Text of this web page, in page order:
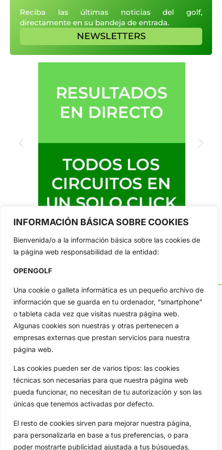
INFORMACIÓN BÁSICA SOBRE COOKIES
Bienvenida/o a la información básica sobre las cookies de
la página web responsabilidad de la entidad:
OPENGOLF
Una cookie o galleta informática es un pequeño archivo de
información que se guarda en tu ordenador, “smartphone”
o tableta cada vez que visitas nuestra página web.
Algunas cookies son nuestras y otras pertenecen a
empresas externas que prestan servicios para nuestra
página web.
Las cookies pueden ser de varios tipos: las cookies
técnicas son necesarias para que nuestra página web
pueda funcionar, no necesitan de tu autorización y son las
únicas que tenemos activadas por defecto.
El resto de cookies sirven para mejorar nuestra página,
para personalizarla en base a tus preferencias, o para
poder mostrarte publicidad ajustada a tus búsquedas,
Reciba las últimas noticias del golf,
directamente en su bandeja de entrada.
NEWSLETTERS
OpenGolf ofrece toda la actualidad, información del golf
profesional y amateur, resultados en directo, vídeos, noticias,
Jon Rahm, LIV Golf, PGA Tour, Ryder Cup, DP World Tour, LPGA
Categorias
Inicio
Actualidad
Circuitos
Especiales
Jon Rahm
Ryder Cup
Vídeos
De Interés